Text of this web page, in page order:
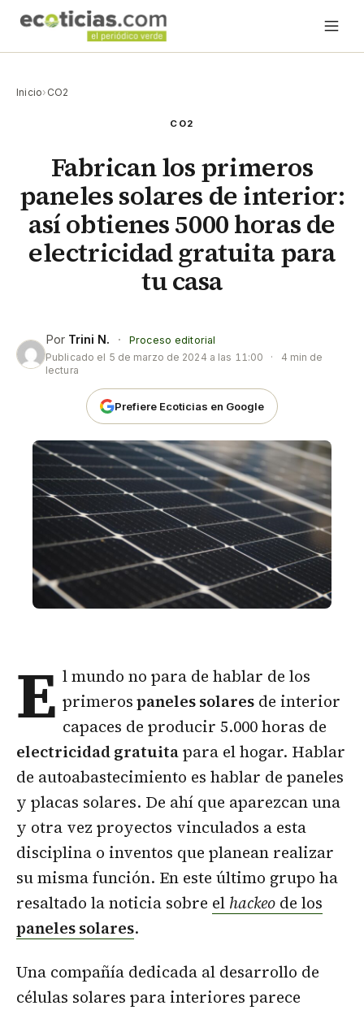
Inicio› CO2
CO2
Fabrican los primeros
paneles solares de interior:
así obtienes 5000 horas de
electricidad gratuita para
tu casa
Por Trini N. ·
Proceso editorial
Publicado el 5 de marzo de 2024 a las 11:00 ·
4 min de
lectura
Prefiere Ecoticias en Google
E l mundo no para de hablar de los
primerospaneles solares de interior
capaces de producir 5.000 horas de
electricidad gratuitapara el hogar. Hablar
de autoabastecimiento es hablar de paneles
y placas solares. De ahí que aparezcan una
y otra vez proyectos vinculados a esta
disciplina o inventos que planean realizar
su misma función. En este último grupo ha
resaltado la noticia sobre el hackeo de los
paneles solares.
Una compañía dedicada al desarrollo de
células solares para interiores parece